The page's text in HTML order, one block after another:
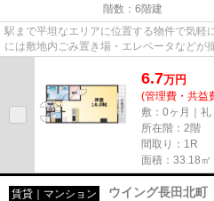
階数：6階建
駅まで平坦なエリアに位置する物件で気軽
には敷地内ごみ置き場・エレベータなどが
6.7万円
(管理費・共益
敷：0ヶ月｜礼
所在階：2階
間取り：1R
面積：33.18㎡
賃貸｜マンション ウイング長田北町